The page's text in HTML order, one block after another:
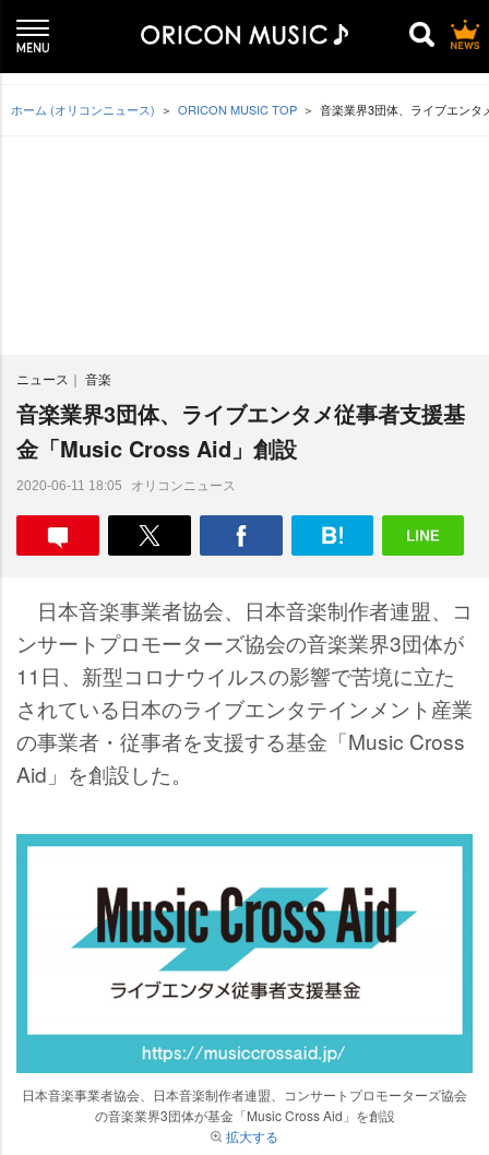
ホーム (オリコンニュース) ORICON MUSIC TOP 音楽業界3団体、ライブエン
ニュース 音楽
音楽業界3団体、ライブエンタメ従事者支援基
金「Music Cross Aid」創設
2020-06-11 18:05 オリコンニュース
日本音楽事業者協会、日本音楽制作者連盟、コ
ンサートプロモーターズ協会の音楽業界3団体が
11日、新型コロナウイルスの影響で苦境に立た
されている日本のライブエンタテインメント産業
の事業者・従事者を支援する基金「Music Cross
Aid」を創設した。
日本音楽事業者協会、日本音楽制作者連盟、コンサートプロモーターズ協会
の音楽業界3団体が基金「Music Cross Aid」を創設
拡大する